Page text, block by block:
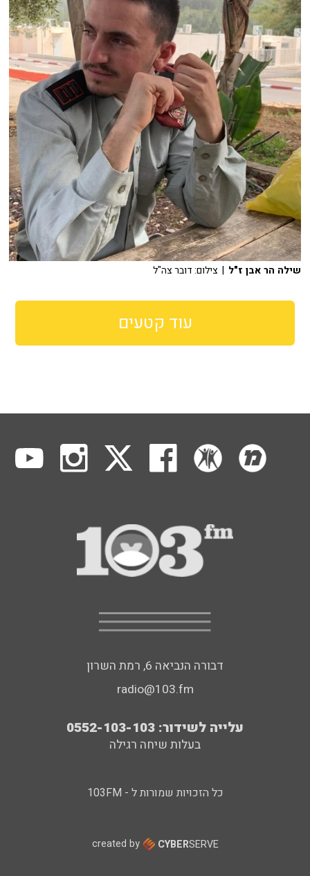
שילה הר אבן ז"ל | צילום: דובר צה"ל
עוד קטעים
דבורה הנביאה 6, רמת השרון
radio@103.fm
עלייה לשידור: 0552-103-103
בעלות שיחה רגילה
כל הזכויות שמורות ל - 103FM
created by CYBERSERVE